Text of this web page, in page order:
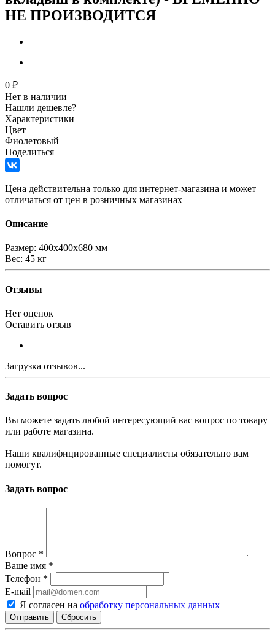
НЕ ПРОИЗВОДИТСЯ
0 ₽
Нет в наличии
Нашли дешевле?
Характеристики
Цвет
Фиолетовый
Поделиться
Цена действительна только для интернет-магазина и может
отличаться от цен в розничных магазинах
Описание
Размер: 400х400х680 мм
Вес: 45 кг
Отзывы
Нет оценок
Оставить отзыв
Загрузка отзывов...
Задать вопрос
Вы можете задать любой интересующий вас вопрос по товару
или работе магазина.
Наши квалифицированные специалисты обязательно вам
помогут.
Задать вопрос
Вопрос *
Ваше имя *
Телефон *
E-mail
Я согласен на обработку персональных данных
Сбросить